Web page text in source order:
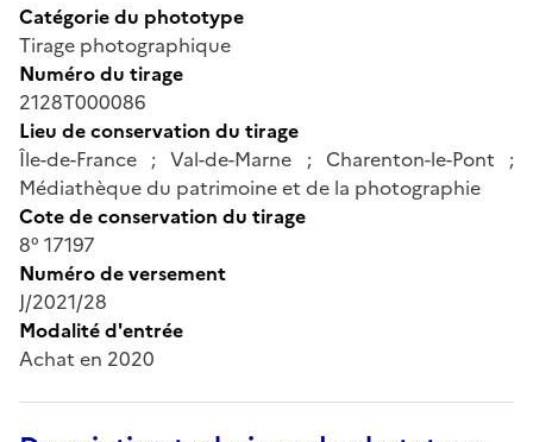
Catégorie du phototype
Tirage photographique
Numéro du tirage
2128T000086
Lieu de conservation du tirage
Île-de-France ; Val-de-Marne ; Charenton-le-Pont ;
Médiathèque du patrimoine et de la photographie
Cote de conservation du tirage
8° 17197
Numéro de versement
J/2021/28
Modalité d'entrée
Achat en 2020